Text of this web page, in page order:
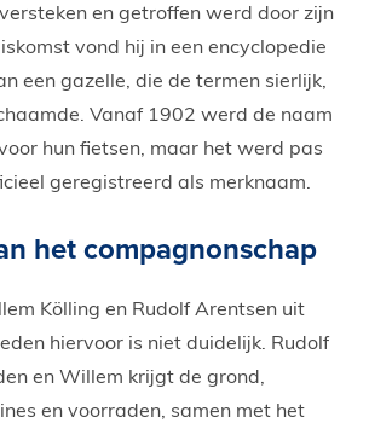
en getroffen werd door zijn
vond hij in een encyclopedie
een gazelle, die de termen sierlijk,
Vanaf 1902 werd de naam
hun fietsen, maar het werd pas
geregistreerd als merknaam.
het compagnonschap
Kölling en Rudolf Arentsen uit
hiervoor is niet duidelijk. Rudolf
en Willem krijgt de grond,
en voorraden, samen met het